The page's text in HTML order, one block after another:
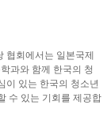
협회에서는 일본국제
과와 함께 한국의 청
이 있는 한국의 청소년
수 있는 기회를 제공합